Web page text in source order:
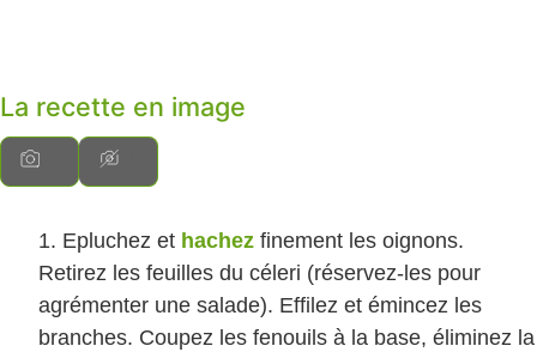
La recette en image
Epluchez et hachez finement les oignons.
Retirez les feuilles du céleri (réservez-les pour
agrémenter une salade). Effilez et émincez les
branches. Coupez les fenouils à la base, éliminez la